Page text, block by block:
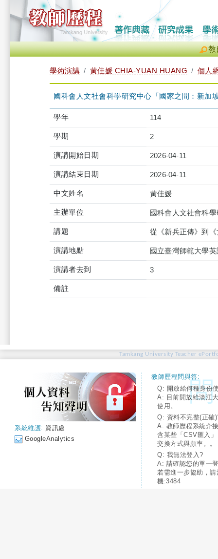
教
學術演講 黃佳媛 CHIA-YUAN HUANG 個人
國科會人文社會科學研究中心「國家之間：新加
學年 114
學期 2
演講開始日期 2026-04-11
演講結束日期 2026-04-11
中文姓名 黃佳媛
主辦單位 國科會人文社會科
講題 從《新兵正傳》到
演講地點 國立臺灣師範大學
演講者去到 3
備註
Tamkang University Teacher
系統維護: 資訊處
GoogleAnalytics
教師歷程問與答:
Q: 開放給何種身份
A: 目前開放給淡江
使用。
Q: 資料不完整(正確
A: 教師歷程系統介
含某些「CSV匯入
交換方式與頻率。。
Q: 我無法登入?
A: 請確認您的單一
若需進一步協助，
機:3484